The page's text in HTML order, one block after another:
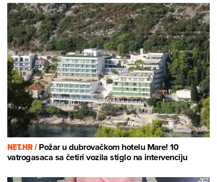
NET.HR /Požar u dubrovačkom hotelu Mare! 10
vatrogasaca sa četiri vozila stiglo na intervenciju